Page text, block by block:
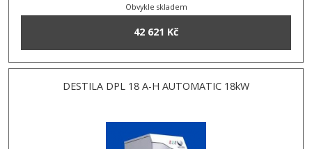
Obvykle skladem
42 621 Kč
DESTILA DPL 18 A-H AUTOMATIC 18kW